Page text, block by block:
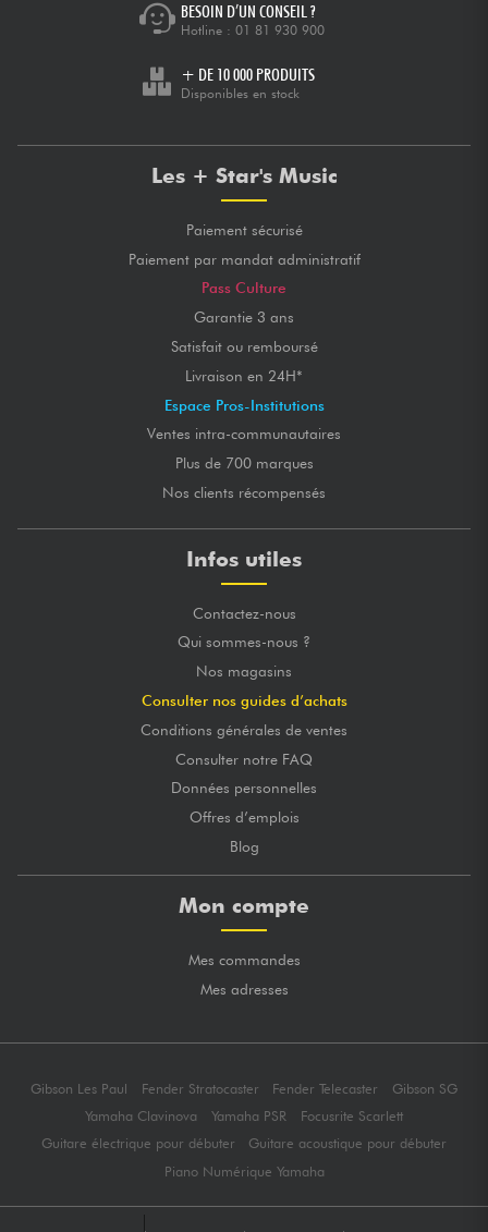
BESOIN D’UN CONSEIL ?
Hotline : 01 81 930 900
+ DE 10 000 PRODUITS
Disponibles en stock
Les + Star's Music
Paiement sécurisé
Paiement par mandat administratif
Pass Culture
Garantie 3 ans
Satisfait ou remboursé
Livraison en 24H*
Espace Pros-Institutions
Ventes intra-communautaires
Plus de 700 marques
Nos clients récompensés
Infos utiles
Contactez-nous
Qui sommes-nous ?
Nos magasins
Consulter nos guides d’achats
Conditions générales de ventes
Consulter notre FAQ
Données personnelles
Offres d’emplois
Blog
Mon compte
Mes commandes
Mes adresses
Gibson Les Paul Fender Stratocaster Fender Telecaster
Gibson SG
Yamaha Clavinova
Yamaha PSR
Focusrite Scarlett
Guitare électrique pour débuter
Guitare acoustique pour débuter
Piano Numérique Yamaha